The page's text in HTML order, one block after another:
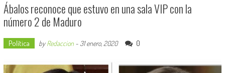
Ábalos reconoce que estuvo en una sala VIP con la
número 2 de Maduro
Política byRedaccion- 31 enero, 2020 0